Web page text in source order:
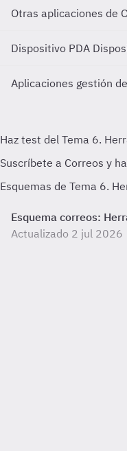
Otras aplicaciones de
Dispositivo PDA
Aplicaciones gestión
Esquemas de Tema 6.
Esquema correos:
Actualizado 2 jul 2026